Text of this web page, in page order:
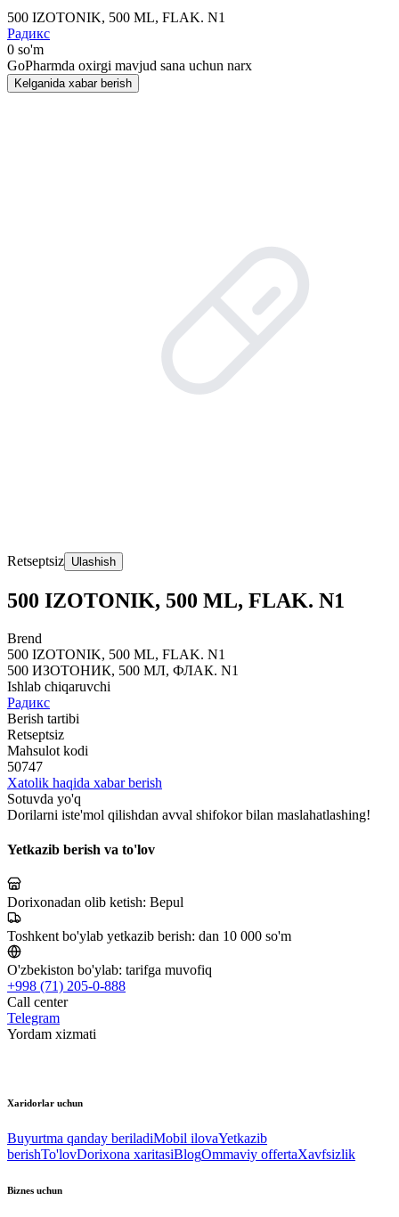
500 IZOTONIK, 500 ML, FLAK. N1
Радикс
0 so'm
GoPharmda oxirgi mavjud sana uchun narx
Kelganida xabar berish
Retseptsiz Ulashish
500 IZOTONIK, 500 ML, FLAK. N1
Brend
500 IZOTONIK, 500 ML, FLAK. N1
500 ИЗОТОНИК, 500 МЛ, ФЛАК. N1
Ishlab chiqaruvchi
Радикс
Berish tartibi
Retseptsiz
Mahsulot kodi
50747
Xatolik haqida xabar berish
Sotuvda yo'q
Dorilarni iste'mol qilishdan avval shifokor bilan maslahatlashing!
Yetkazib berish va to'lov
Dorixonadan olib ketish: Bepul
Toshkent bo'ylab yetkazib berish: dan 10 000 so'm
O'zbekiston bo'ylab: tarifga muvofiq
+998 (71) 205-0-888
Call center
Telegram
Yordam xizmati
Xaridorlar uchun
Buyurtma qanday beriladiMobil ilovaYetkazib
berishTo'lovDorixona xaritasiBlogOmmaviy offertaXavfsizlik
Biznes uchun